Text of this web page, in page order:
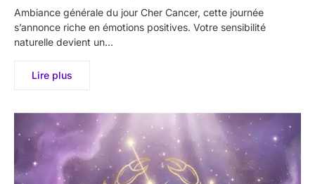
Ambiance générale du jour Cher Cancer, cette journée
s’annonce riche en émotions positives. Votre sensibilité
naturelle devient un…
Lire plus